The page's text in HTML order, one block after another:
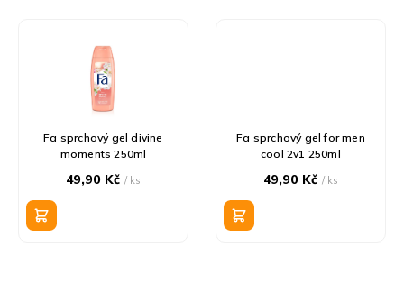
Fa sprchový gel divine
moments 250ml
49,90 Kč/ ks
Fa sprchový gel for men
cool 2v1 250ml
49,90 Kč/ ks